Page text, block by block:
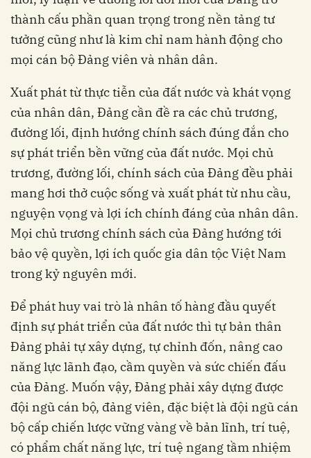
thành cấu phần quan trọng trong nền tảng tư
tưởng cũng như là kim chỉ nam hành động cho
mọi cán bộ Đảng viên và nhân dân.
Xuất phát từ thực tiễn của đất nước và khát vọng
của nhân dân, Đảng cần đề ra các chủ trương,
đường lối, định hướng chính sách đúng đắn cho
sự phát triển bền vững của đất nước. Mọi chủ
trương, đường lối, chính sách của Đảng đều phải
mang hơi thở cuộc sống và xuất phát từ nhu cầu,
nguyện vọng và lợi ích chính đáng của nhân dân.
Mọi chủ trương chính sách của Đảng hướng tới
bảo vệ quyền, lợi ích quốc gia dân tộc Việt Nam
trong kỷ nguyên mới.
Để phát huy vai trò là nhân tố hàng đầu quyết
định sự phát triển của đất nước thì tự bản thân
Đảng phải tự xây dựng, tự chỉnh đốn, nâng cao
năng lực lãnh đạo, cầm quyền và sức chiến đấu
của Đảng. Muốn vậy, Đảng phải xây dựng được
đội ngũ cán bộ, đảng viên, đặc biệt là đội ngũ cán
bộ cấp chiến lược vững vàng về bản lĩnh, trí tuệ,
có phẩm chất năng lực, trí tuệ ngang tầm nhiệm